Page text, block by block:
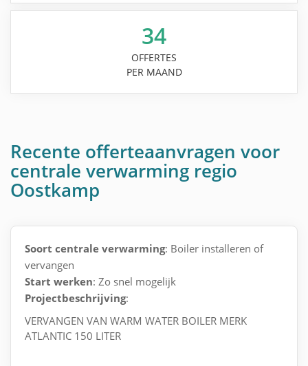
34
OFFERTES
PER MAAND
Recente offerteaanvragen voor
centrale verwarming regio
Oostkamp
Soort centrale verwarming: Boiler installeren of
vervangen
Start werken: Zo snel mogelijk
Projectbeschrijving:
VERVANGEN VAN WARM WATER BOILER MERK
ATLANTIC 150 LITER